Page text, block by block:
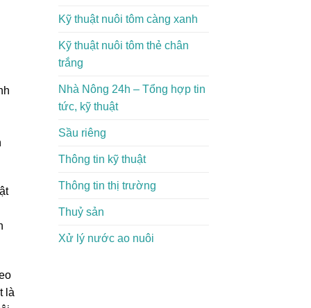
là
Kỹ thuật nuôi tôm càng xanh
Kỹ thuật nuôi tôm thẻ chân
trắng
Nhà Nông 24h – Tổng hợp tin
tức, kỹ thuật
Sầu riêng
Thông tin kỹ thuật
Thông tin thị trường
Thuỷ sản
Xử lý nước ao nuôi